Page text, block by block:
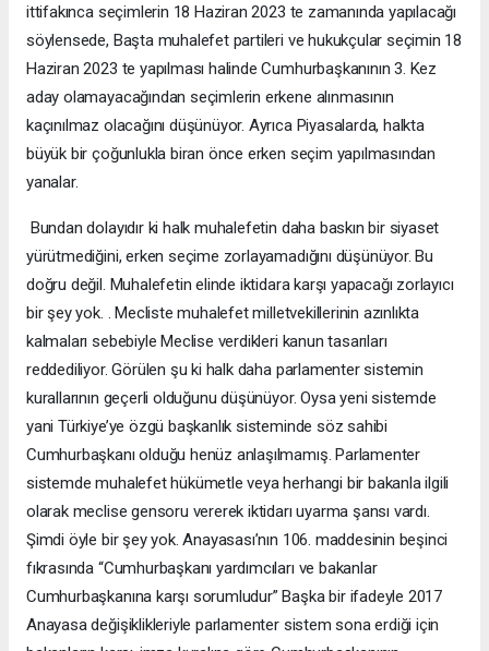
ittifakınca seçimlerin 18 Haziran 2023 te zamanında yapılacağı
söylensede, Başta muhalefet partileri ve hukukçular seçimin 18
Haziran 2023 te yapılması halinde Cumhurbaşkanının 3. Kez
aday olamayacağından seçimlerin erkene alınmasının
kaçınılmaz olacağını düşünüyor. Ayrıca Piyasalarda, halkta
büyük bir çoğunlukla biran önce erken seçim yapılmasından
yanalar.
Bundan dolayıdır ki halk muhalefetin daha baskın bir siyaset
yürütmediğini, erken seçime zorlayamadığını düşünüyor. Bu
doğru değil. Muhalefetin elinde iktidara karşı yapacağı zorlayıcı
bir şey yok. . Mecliste muhalefet milletvekillerinin azınlıkta
kalmaları sebebiyle Meclise verdikleri kanun tasarıları
reddediliyor. Görülen şu ki halk daha parlamenter sistemin
kurallarının geçerli olduğunu düşünüyor. Oysa yeni sistemde
yani Türkiye’ye özgü başkanlık sisteminde söz sahibi
Cumhurbaşkanı olduğu henüz anlaşılmamış. Parlamenter
sistemde muhalefet hükümetle veya herhangi bir bakanla ilgili
olarak meclise gensoru vererek iktidarı uyarma şansı vardı.
Şimdi öyle bir şey yok. Anayasası’nın 106. maddesinin beşinci
fıkrasında “Cumhurbaşkanı yardımcıları ve bakanlar
Cumhurbaşkanına karşı sorumludur” Başka bir ifadeyle 2017
Anayasa değişiklikleriyle parlamenter sistem sona erdiği için